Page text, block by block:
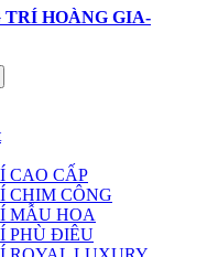
HOÀNG GIA-
CAO CẤP
CHIM CÔNG
MẪU HOA
PHÙ ĐIÊU